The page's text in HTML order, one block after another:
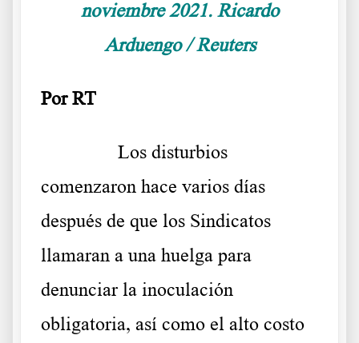
noviembre 2021. Ricardo
Arduengo / Reuters
PorRT
Los disturbios
comenzaron hace varios días
después de que los Sindicatos
llamaran a una huelga para
denunciar la inoculación
obligatoria, así como el alto costo